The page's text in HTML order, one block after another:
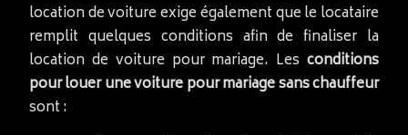
location de voiture exige également que le locataire
remplit quelques conditions afin de finaliser la
location de voiture pour mariage. Les conditions
pour louer une voiture pour mariage sans chauffeur
sont :